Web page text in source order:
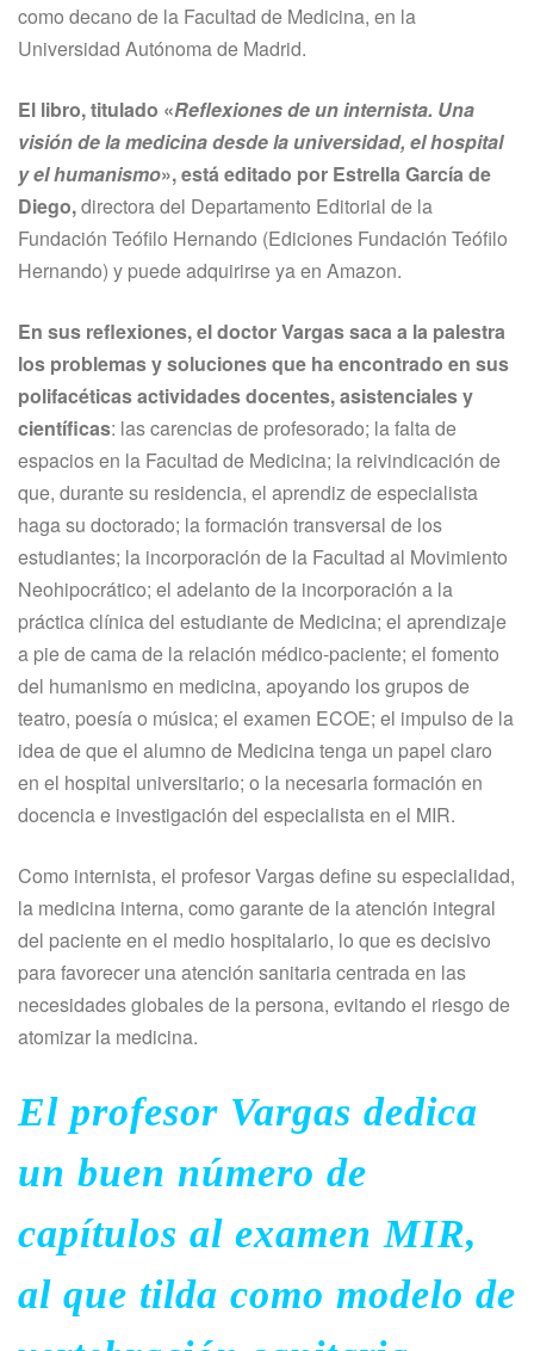
como decano de la Facultad de Medicina, en la
Universidad Autónoma de Madrid.
El libro, titulado «Reflexiones de un internista. Una
visión de la medicina desde la universidad, el hospital
y el humanismo», está editado por Estrella García de
Diego,directora del Departamento Editorial de la
Fundación Teófilo Hernando (Ediciones Fundación Teófilo
Hernando) y puede adquirirse ya en Amazon.
En sus reflexiones, el doctor Vargas saca a la palestra
los problemas y soluciones que ha encontrado en sus
polifacéticas actividades docentes, asistenciales y
científicas: las carencias de profesorado; la falta de
espacios en la Facultad de Medicina; la reivindicación de
que, durante su residencia, el aprendiz de especialista
haga su doctorado; la formación transversal de los
estudiantes; la incorporación de la Facultad al Movimiento
Neohipocrático; el adelanto de la incorporación a la
práctica clínica del estudiante de Medicina; el aprendizaje
a pie de cama de la relación médico-paciente; el fomento
del humanismo en medicina, apoyando los grupos de
teatro, poesía o música; el examen ECOE; el impulso de la
idea de que el alumno de Medicina tenga un papel claro
en el hospital universitario; o la necesaria formación en
docencia e investigación del especialista en el MIR.
Como internista, el profesor Vargas define su especialidad,
la medicina interna, como garante de la atención integral
del paciente en el medio hospitalario, lo que es decisivo
para favorecer una atención sanitaria centrada en las
necesidades globales de la persona, evitando el riesgo de
atomizar la medicina.
El profesor Vargas dedica
un buen número de
capítulos al examen MIR,
al que tilda como modelo de